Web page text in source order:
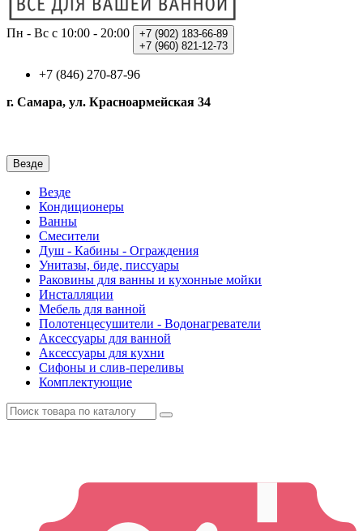
Пн - Вс с 10:00 - 20:00 +7 (902) 183-66-89
+7 (960) 821-12-73
+7 (846) 270-87-96
г. Самара, ул. Красноармейская 34
Везде
Везде
Кондиционеры
Ванны
Смесители
Душ - Кабины - Ограждения
Унитазы, биде, писсуары
Раковины для ванны и кухонные мойки
Инсталляции
Мебель для ванной
Полотенцесушители - Водонагреватели
Аксессуары для ванной
Аксессуары для кухни
Сифоны и слив-переливы
Комплектующие